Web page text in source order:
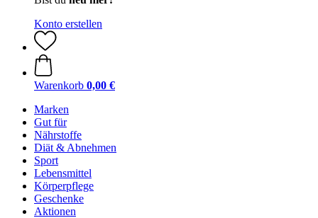
Konto erstellen
Warenkorb 0,00 €
Marken
Gut für
Nährstoffe
Diät & Abnehmen
Sport
Lebensmittel
Körperpflege
Geschenke
Aktionen